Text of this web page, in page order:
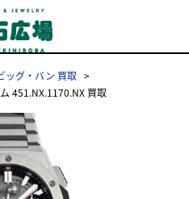
ッグ・バン 買取
451.NX.1170.NX 買取